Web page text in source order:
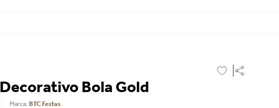
Bola Gold
BTC Festas